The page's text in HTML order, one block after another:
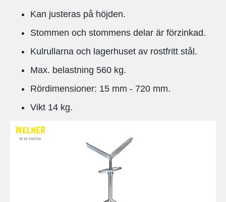
Kan justeras på höjden.
Stommen och stommens delar är förzinkad.
Kulrullarna och lagerhuset av rostfritt stål.
Max. belastning 560 kg.
Rördimensioner: 15 mm - 720 mm.
Vikt 14 kg.